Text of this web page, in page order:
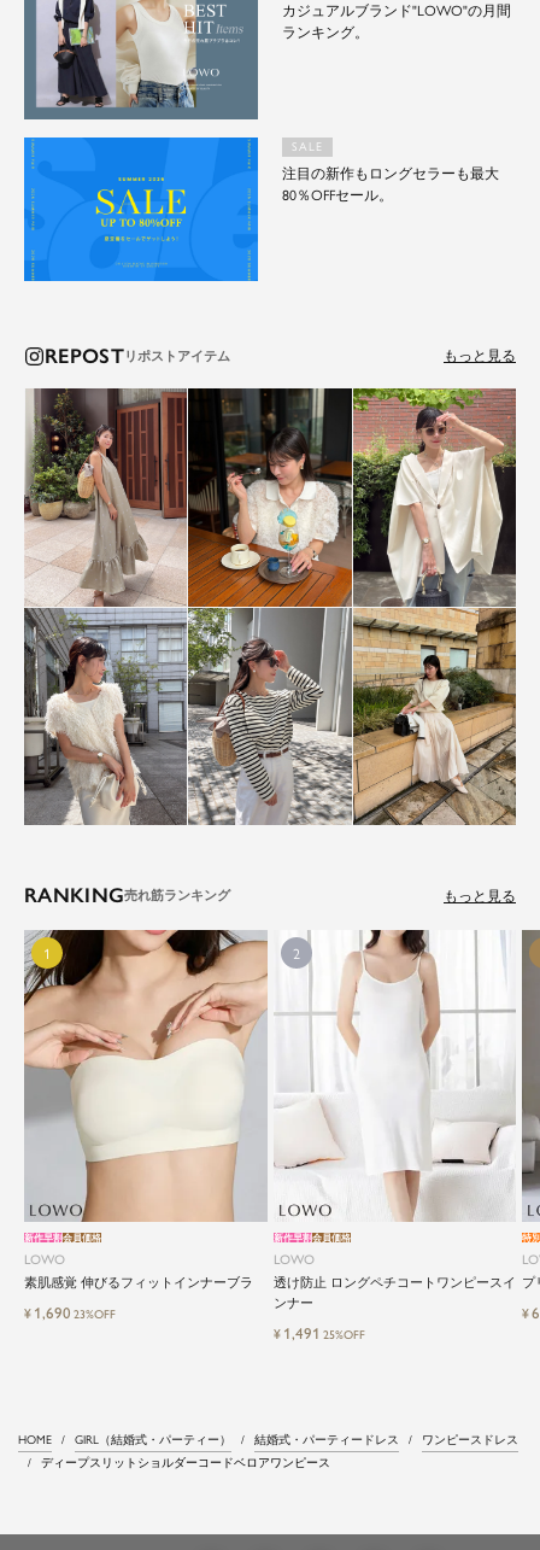
カジュアルブランド"LOWO"の月間
ランキング。
SALE
注目の新作もロングセラーも最大
80％OFFセール。
REPOST もっと見る
RANKING もっと見る
LOWO
素肌感覚 伸びるフィットインナーブラ
新作早割会員価格
¥ 1,690 23%OFF
LOWO
透け防止 ロングペチコートワンピースイ
ンナー
新作早割会員価格
¥ 1,491 25%OFF
プ
特
¥
HOME GIRL（結婚式・パーティー） 結婚式・パーティードレス
ワンピースドレス
ディープスリットショルダーコードベロアワンピース